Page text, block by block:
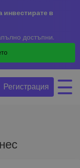
в
достъпни.
Регистрация